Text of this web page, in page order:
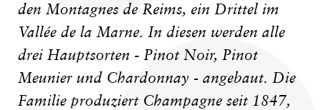
den Montagnes de Reims, ein Drittel im
Vallée de la Marne. In diesen werden alle
drei Hauptsorten - Pinot Noir, Pinot
Meunier und Chardonnay - angebaut. Die
Familie produziert Champagne seit 1847,